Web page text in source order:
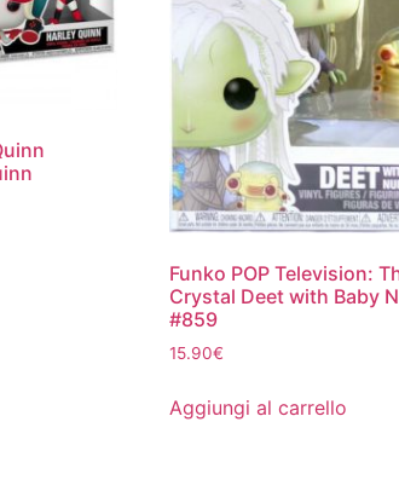
Funko POP Television:
Crystal Deet with Baby
#859
15.90€
Aggiungi al carrello